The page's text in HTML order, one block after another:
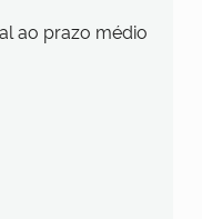
ao prazo médio